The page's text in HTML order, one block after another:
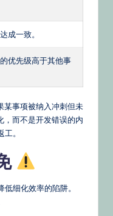
成一致。
优先级高于其他事
某事项被纳入冲刺但未
，而不是开发错误的内
。
细化效率的陷阱。